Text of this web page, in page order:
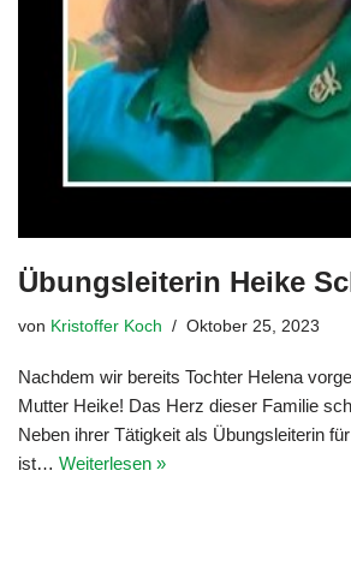
Übungsleiterin Heike
von Kristoffer Koch Oktober 25, 2023
Nachdem wir bereits Tochter Helena
Mutter Heike! Das Herz dieser Familie
Neben ihrer Tätigkeit als Übungsleiterin
ist… Weiterlesen »